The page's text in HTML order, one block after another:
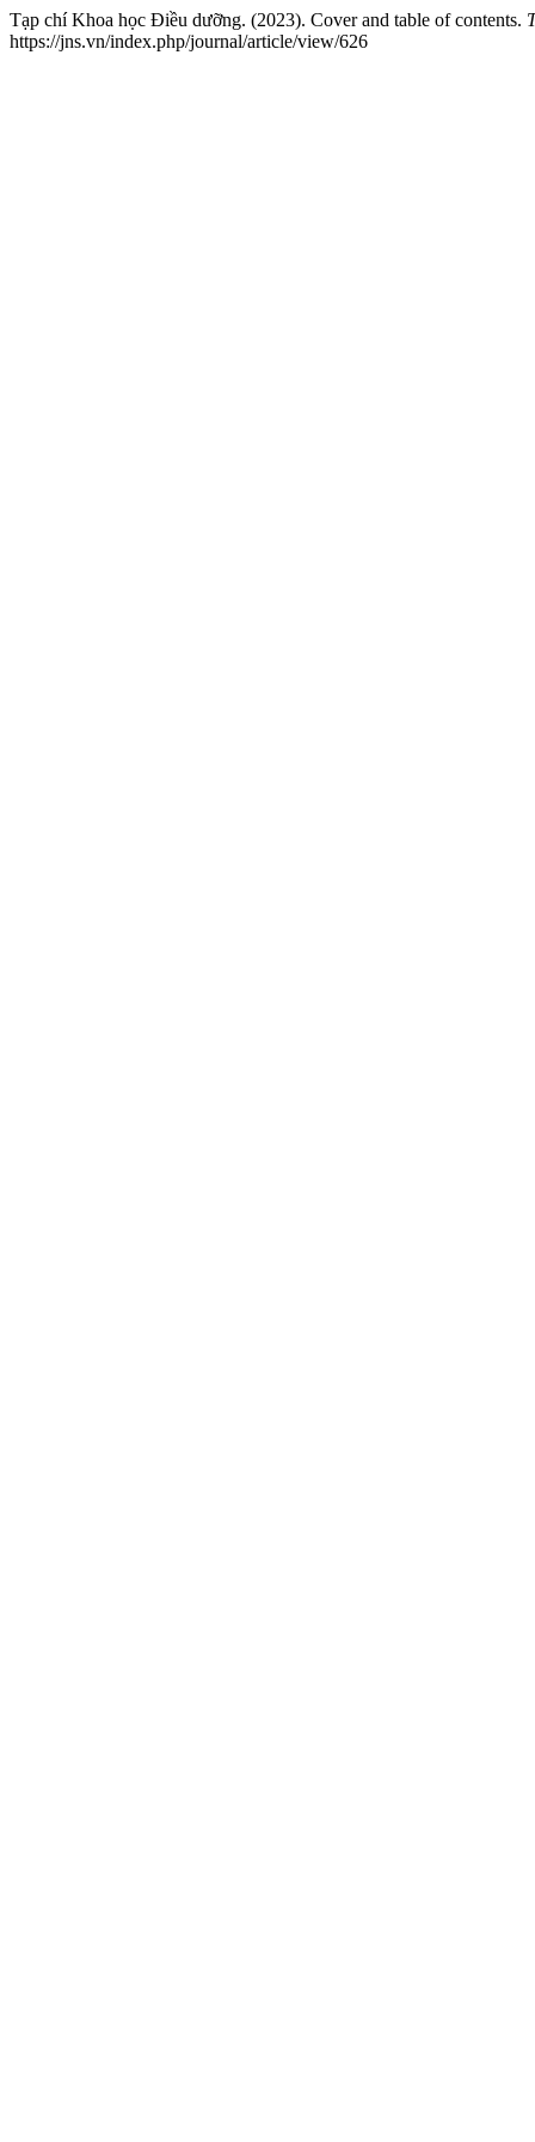
Tạp chí Khoa học Điều dưỡng. (2023). Cover and table of contents.
https://jns.vn/index.php/journal/article/view/626